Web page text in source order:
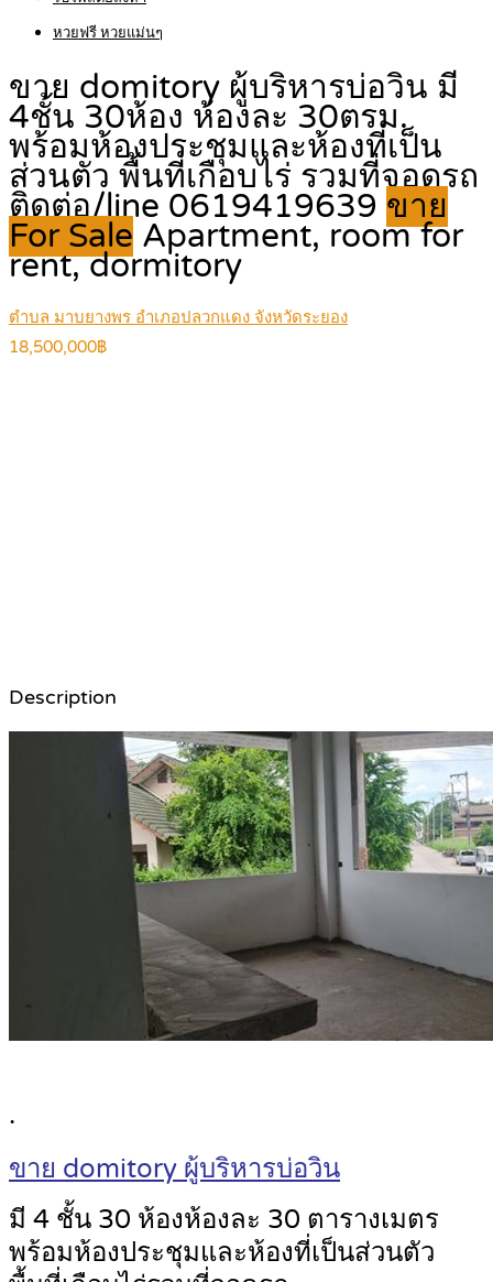
หวยฟรี หวยแม่นๆ
ขาย domitory ผู้บริหารบ่อวิน มี
4ชั้น 30ห้อง ห้องละ 30ตรม.
พร้อมห้องประชุมและห้องที่เป็น
ส่วนตัว พื้นที่เกือบไร่ รวมที่จอดรถ
ติดต่อ/line 0619419639 ขาย
For Sale Apartment, room for
rent, dormitory
ตำบล มาบยางพร อำเภอปลวกแดง จังหวัดระยอง
18,500,000฿
Description
.
ขาย domitory ผู้บริหารบ่อวิน
มี 4 ชั้น 30 ห้องห้องละ 30 ตารางเมตร
พร้อมห้องประชุมและห้องที่เป็นส่วนตัว